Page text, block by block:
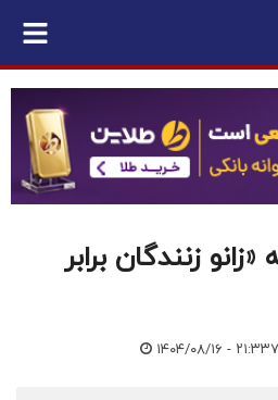
زنندگان برابر
۱۴۰۴/۰۸/۱۶ - ۲۱:۳۳